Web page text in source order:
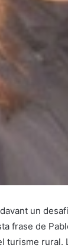
un
frase de
turisme rural.